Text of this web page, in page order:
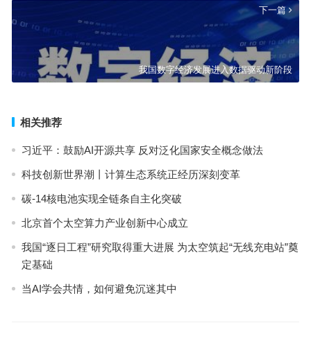
下一篇
我国数字经济发展进入数据驱动新阶段
相关推荐
习近平：鼓励AI开源共享 反对泛化国家安全概念做法
科技创新世界潮丨计算生态系统正经历深刻变革
碳-14核电池实现全链条自主化突破
北京首个太空算力产业创新中心成立
我国“逐日工程”研究取得重大进展 为太空筑起“无线充电站”奠
定基础
当AI学会共情，如何避免沉迷其中